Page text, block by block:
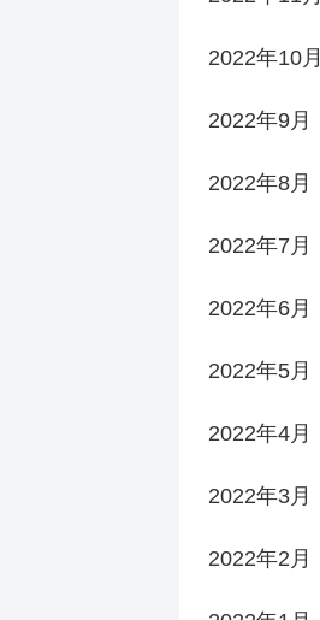
2022年10月
2022年9月
2022年8月
2022年7月
2022年6月
2022年5月
2022年4月
2022年3月
2022年2月